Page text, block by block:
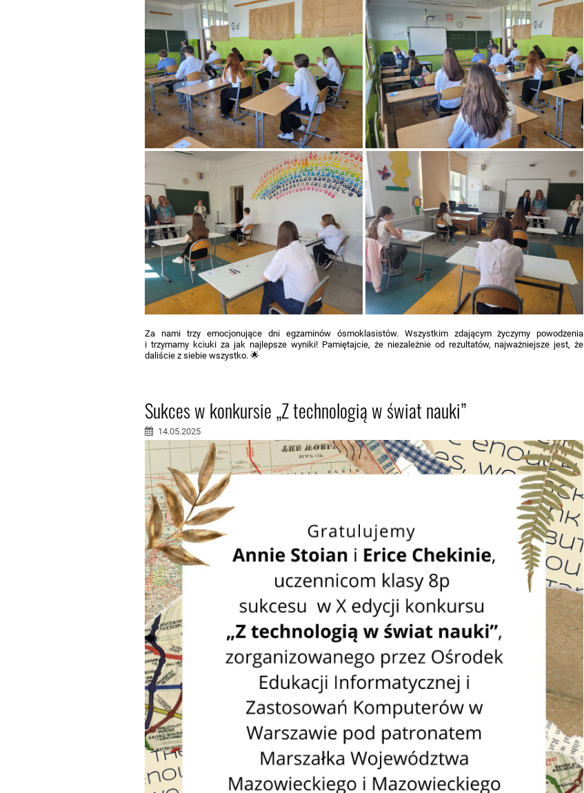
Za nami trzy emocjonujące dni egzaminów ósmoklasistów. Wszystkim zdającym życzymy powodzenia
i trzymamy kciuki za jak najlepsze wyniki! Pamiętajcie, że niezależnie od rezultatów, najważniejsze jest, że
daliście z siebie wszystko. 🌟
Sukces w konkursie „Z technologią w świat nauki”
14.05.2025